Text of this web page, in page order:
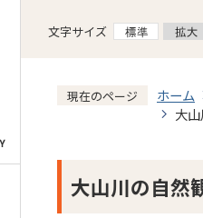
文字サイズ
現在のページ ホーム
大
大山川の自然